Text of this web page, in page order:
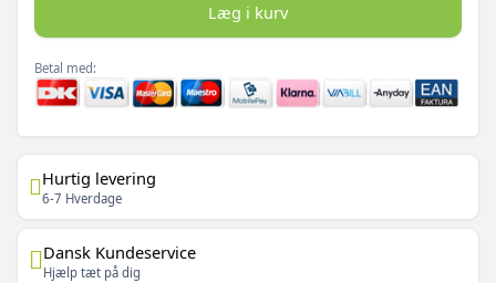
Læg i kurv
Betal med:
Hurtig levering
6-7 Hverdage
Dansk Kundeservice
Hjælp tæt på dig